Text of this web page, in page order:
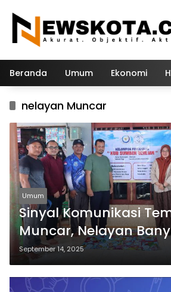
konten
Beranda Umum Ekonomi
nelayan Muncar
Umum
Sinyal Komunikasi
Muncar, Nelayan
Bisa Video Call dari
September 14, 2025